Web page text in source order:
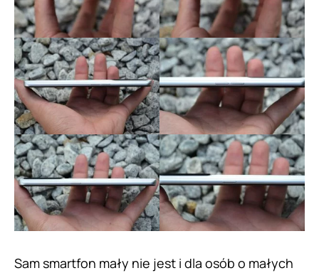
Sam smartfon mały nie jest i dla osób o małych